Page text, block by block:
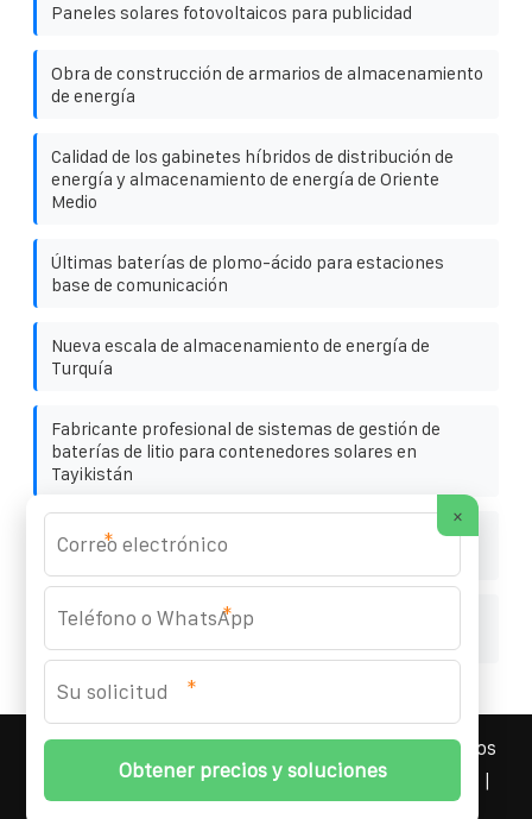
Paneles solares fotovoltaicos para publicidad
Obra de construcción de armarios de almacenamiento
de energía
Calidad de los gabinetes híbridos de distribución de
energía y almacenamiento de energía de Oriente
Medio
Últimas baterías de plomo-ácido para estaciones
base de comunicación
Nueva escala de almacenamiento de energía de
Turquía
Fabricante profesional de sistemas de gestión de
baterías de litio para contenedores solares en
Tayikistán
Batería solar de 12 V y 150 A con paquete de baterías
de litio
Contenedor de almacenamiento de energía para
YOUFOTO INDUSTRIAL SOLAR
2026 Todos los
derechos reservados. | Teléfono:+34 91 527 43 18
×
*
*
*